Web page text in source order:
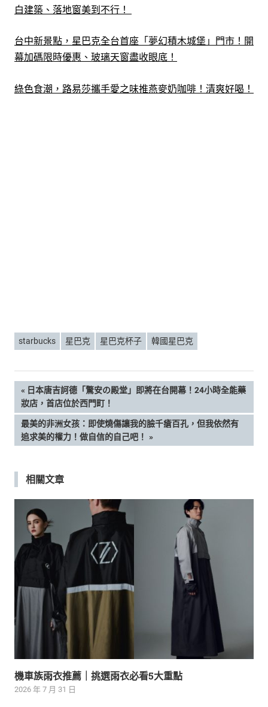
白建築、落地窗美到不行！ ​
台中新景點，星巴克全台首座「夢幻積木城堡」門市！開
幕加碼限時優惠、玻璃天窗盡收眼底！
綠色食潮，路易莎攜手愛之味推燕麥奶咖啡！清爽好喝！
starbucks 星巴克 星巴克杯子 韓國星巴克
文
章
導
覽
PREVIOUS
POST:
日本唐吉訶德「驚安の殿堂」即將在台開幕！24小時全能藥
妝店，首店位於西門町！
NEXT
POST:
最美的非洲女孩：即使燒傷讓我的臉千瘡百孔，但我依然有
追求美的權力！做自信的自己吧！
相關文章
機車族雨衣推薦｜挑選雨衣必看5大重點
2026 年 7 月 31 日